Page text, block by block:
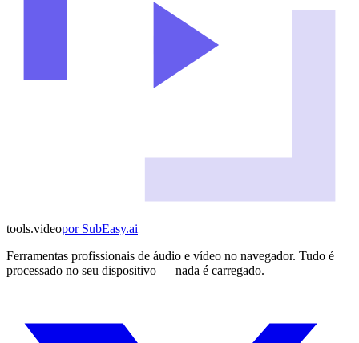
tools.videoporSubEasy.ai
Ferramentas profissionais de áudio e vídeo no navegador. Tudo é
processado no seu dispositivo — nada é carregado.